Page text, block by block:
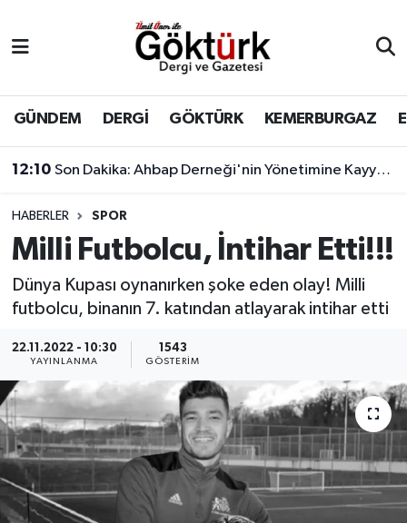
GÜNDEM DERGİ GÖKTÜRK KEMERBURGAZ
12:10 Son Dakika: Ahbap Derneği'nin Yönetimine Kayyum Atandı
HABERLER SPOR
Milli Futbolcu, İntihar Etti!!!
Dünya Kupası oynanırken şoke eden olay! Milli
futbolcu, binanın 7. katından atlayarak intihar etti
22.11.2022 - 10:30
YAYINLANMA
1543
GÖSTERIM
BİLİM
DERGİ
DÜNYA
EĞİTİM
EKONOMİ
GÖKTÜRK
GÜNDEM
KEMERBURGAZ
KÜLTÜR - SANAT
Eyüpsultan Hava Durumu
Eyüpsultan Trafik Yoğunluk Haritası
Süper Lig Puan Durumu ve Fikstür
Tüm Manşetler
Son Dakika Haberleri
Haber Arşivi